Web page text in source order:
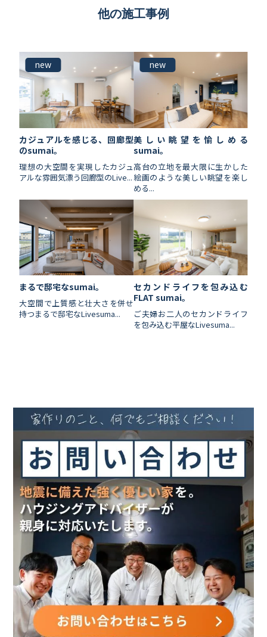
他の施工事例
new
カジュアルを感じる、回廊型
のsumai。
理想の大空間を実現したカジュ
アルな雰囲気漂う回廊型のLive...
new
美しい眺望を愉しめる
sumai。
高台の立地を最大限に生かした
絵画のような美しい眺望を楽し
める...
まるで邸宅なsumai。
大空間で上質感と壮大さを併せ
持つまるで邸宅なLivesuma...
セカンドライフを包み込む
FLAT sumai。
ご夫婦お二人のセカンドライフ
を包み込む平屋なLivesuma...